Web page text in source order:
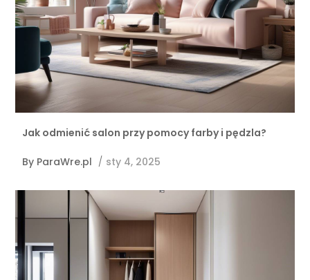
Jak odmienić salon przy pomocy farby i pędzla?
By ParaWre.pl / sty 4, 2025